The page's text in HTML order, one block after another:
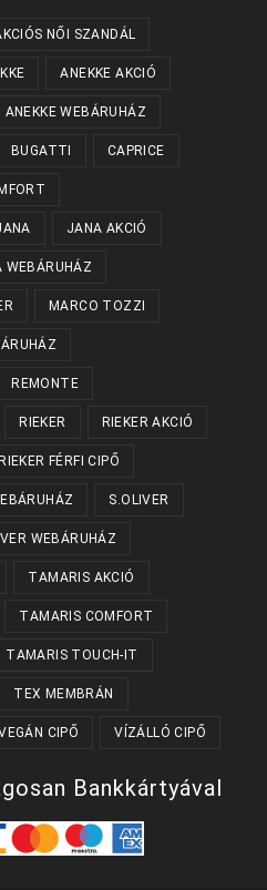
NŐI SZANDÁL
ANEKKE AKCIÓ
ANEKKE WEBÁRUHÁZ
BUGATTI CAPRICE
JANA AKCIÓ
WEBÁRUHÁZ
MARCO TOZZI
REMONTE
RIEKER RIEKER AKCIÓ
RIEKER FÉRFI CIPŐ
S.OLIVER
WEBÁRUHÁZ
TAMARIS AKCIÓ
TAMARIS COMFORT
TAMARIS TOUCH-IT
TEX MEMBRÁN
CIPŐ VÍZÁLLÓ CIPŐ
Bankkártyával